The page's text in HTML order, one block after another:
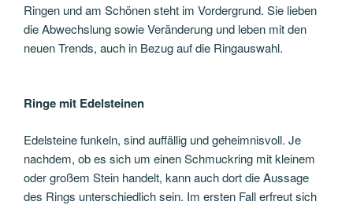
Ringen und am Schönen steht im Vordergrund. Sie lieben
die Abwechslung sowie Veränderung und leben mit den
neuen Trends, auch in Bezug auf die Ringauswahl.
Ringe mit Edelsteinen
Edelsteine funkeln, sind auffällig und geheimnisvoll. Je
nachdem, ob es sich um einen Schmuckring mit kleinem
oder großem Stein handelt, kann auch dort die Aussage
des Rings unterschiedlich sein. Im ersten Fall erfreut sich